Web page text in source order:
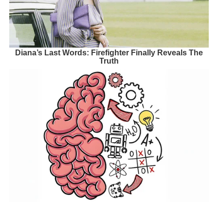
Diana’s Last Words: Firefighter Finally Reveals The
Truth